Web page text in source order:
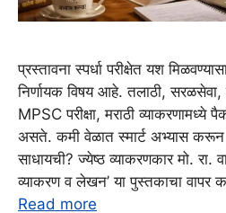
प्रस्तावना स्पर्धा परीक्षेत यश
निर्णायक विषय आहे. तलाठी, सरळसेवा,
MPSC परीक्षा, मराठी व्याकरणामध्ये
असते. कमी वेळात स्मार्ट अभ्यास
साधायची? ज्येष्ठ व्याकरणकार मो. रा.
व्याकरण व लेखन’ या पुस्तकाचा
Read more